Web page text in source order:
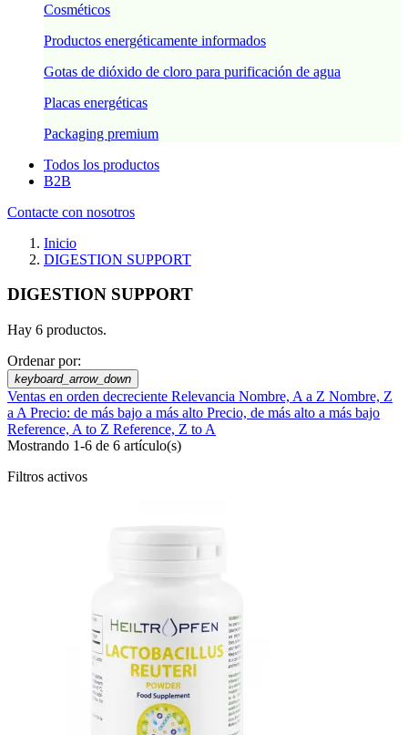
Cosméticos
Productos energéticamente informados
Gotas de dióxido de cloro para purificación de agua
Placas energéticas
Packaging premium
Todos los productos
B2B
Contacte con nosotros
Inicio
DIGESTION SUPPORT
DIGESTION SUPPORT
Hay 6 productos.
Ordenar por:
keyboard_arrow_down
Ventas en orden decreciente Relevancia Nombre, A a Z Nombre, Z
a A Precio: de más bajo a más alto Precio, de más alto a más bajo
Reference, A to Z Reference, Z to A
Mostrando 1-6 de 6 artículo(s)
Filtros activos